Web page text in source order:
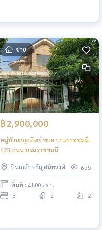
ขาย
฿2,900,000
หมู่บ้านสกุลทิพย์ ซอย บรมราชชนนี
123 ถนน บรมราชชนนี
ปิ่นเกล้า จรัญสนิทวงศ์ 655
พื้นที่ : 41.00 ตร.ว.
3 2 2